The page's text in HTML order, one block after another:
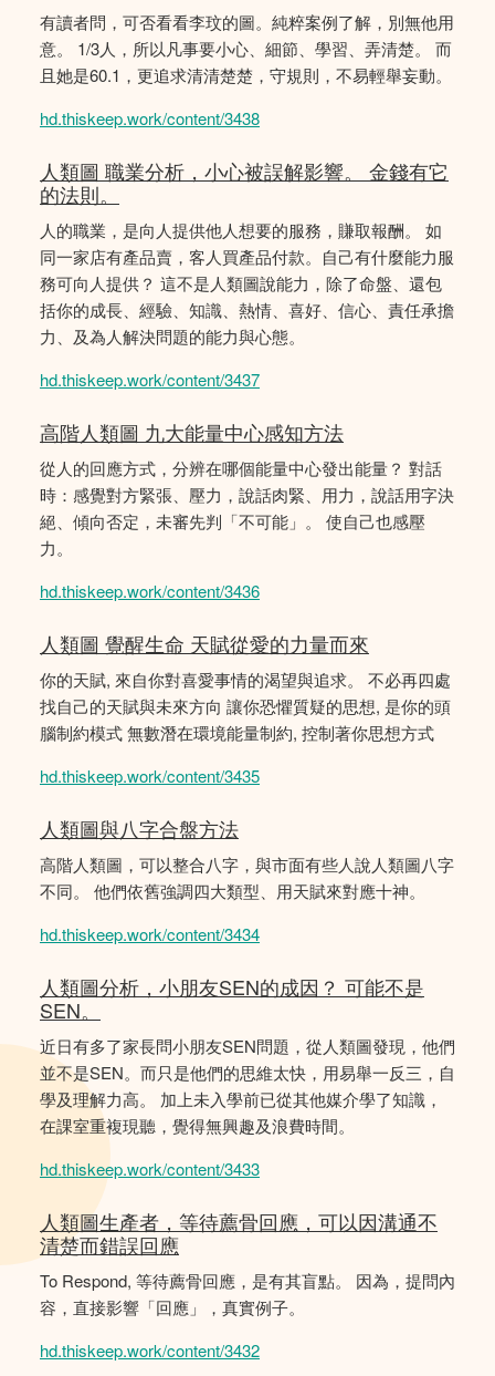
有讀者問，可否看看李玟的圖。純粹案例了解，別無他用
意。 1/3人，所以凡事要小心、細節、學習、弄清楚。 而
且她是60.1，更追求清清楚楚，守規則，不易輕舉妄動。
hd.thiskeep.work/content/3438
人類圖 職業分析，小心被誤解影響。 金錢有它
的法則。
人的職業，是向人提供他人想要的服務，賺取報酬。 如
同一家店有產品賣，客人買產品付款。自己有什麼能力服
務可向人提供？ 這不是人類圖說能力，除了命盤、還包
括你的成長、經驗、知識、熱情、喜好、信心、責任承擔
力、及為人解決問題的能力與心態。
hd.thiskeep.work/content/3437
高階人類圖 九大能量中心感知方法
從人的回應方式，分辨在哪個能量中心發出能量？ 對話
時：感覺對方緊張、壓力，說話肉緊、用力，說話用字決
絕、傾向否定，未審先判「不可能」。 使自己也感壓
力。
hd.thiskeep.work/content/3436
人類圖 覺醒生命 天賦從愛的力量而來
你的天賦, 來自你對喜愛事情的渴望與追求。 不必再四處
找自己的天賦與未來方向 讓你恐懼質疑的思想, 是你的頭
腦制約模式 無數潛在環境能量制約, 控制著你思想方式
hd.thiskeep.work/content/3435
人類圖與八字合盤方法
高階人類圖，可以整合八字，與市面有些人說人類圖八字
不同。 他們依舊強調四大類型、用天賦來對應十神。
hd.thiskeep.work/content/3434
人類圖分析，小朋友SEN的成因？ 可能不是
SEN。
近日有多了家長問小朋友SEN問題，從人類圖發現，他們
並不是SEN。而只是他們的思維太快，用易舉一反三，自
學及理解力高。 加上未入學前已從其他媒介學了知識，
在課室重複現聽，覺得無興趣及浪費時間。
hd.thiskeep.work/content/3433
人類圖生產者，等待薦骨回應，可以因溝通不
清楚而錯誤回應
To Respond, 等待薦骨回應，是有其盲點。 因為，提問內
容，直接影響「回應」，真實例子。
hd.thiskeep.work/content/3432